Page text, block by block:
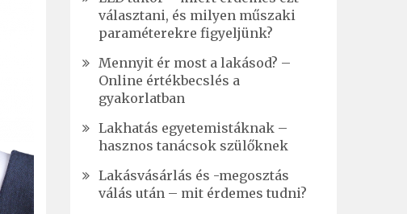
választani, és milyen műszaki
paraméterekre figyeljünk?
Mennyit ér most a lakásod? –
Online értékbecslés a
gyakorlatban
Lakhatás egyetemistáknak –
hasznos tanácsok szülőknek
Lakásvásárlás és -megosztás
válás után – mit érdemes tudni?